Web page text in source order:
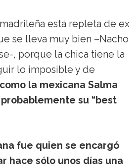
está repleta de ex
se lleva muy bien –Nacho
, porque la chica tiene la
lo imposible y de
la mexicana Salma
su “best
fue quien se encargó
hace sólo unos días una